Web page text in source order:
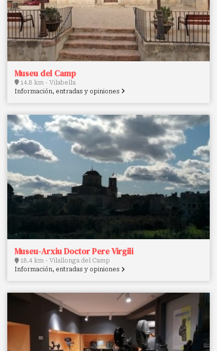
Museu del Camp
14.8 km - Vilabella
Información, entradas y opiniones
Museu-Arxiu Doctor Pere Virgili
18.4 km - Vilallonga del Camp
Información, entradas y opiniones